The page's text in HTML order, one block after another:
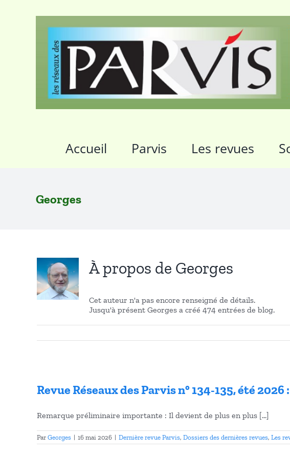
Accueil Parvis Les revues
Georges
À propos de Georges
Cet auteur n'a pas encore renseigné de détails.
Jusqu'à présent Georges a créé 474 entrées de blog.
Revue Réseaux des Parvis n° 134-135, été
Remarque préliminaire importante : Il devient de plus en plus [...]
Par Georges | 16 mai 2026 | Dernière revue Parvis, Dossiers des dernières revues, Les